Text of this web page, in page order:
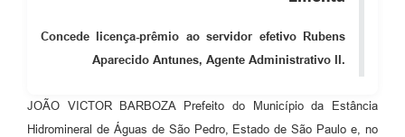
Concede licença-prêmio ao servidor efetivo Rubens
Aparecido Antunes, Agente Administrativo II.
JOÃO VICTOR BARBOZA Prefeito do Município da Estância
Hidromineral de Águas de São Pedro, Estado de São Paulo e, no